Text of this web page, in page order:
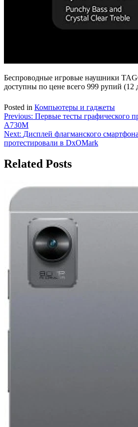
Беспроводные игровые наушники
доступны по цене всего 999 рупий (12
Posted in Компьютеры и гаджеты
Навигация
по
записям
Previous: Первые тесты графического
A730M
Next: Дисплей флагманского
протестировали в DxOMark
Related Posts